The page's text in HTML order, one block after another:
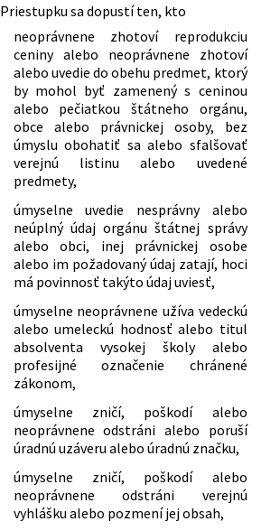
bezpečnosti, o brannej povinnosti a o
zmene a doplnení niektorých zákonov
Zákon, ktorým sa mení a dopĺňa zákon
Slovenskej národnej rady č. 372/1990
Zb. o priestupkoch v znení neskorších
predpisov a ktorým sa menia a
dopĺňajú niektoré zákony
Zákon, ktorým sa mení a dopĺňa zákon
č. 8/2009 Z. z. o cestnej premávke a o
zmene a doplnení niektorých zákonov
v znení neskorších predpisov a ktorým
sa menia a dopĺňajú niektoré zákony
Priestupku sa dopustí ten, kto
neoprávnene zhotoví reprodukciu
ceniny alebo neoprávnene zhotoví
alebo uvedie do obehu predmet, ktorý
by mohol byť zamenený s ceninou
alebo pečiatkou štátneho orgánu,
obce alebo právnickej osoby, bez
úmyslu obohatiť sa alebo sfalšovať
verejnú listinu alebo uvedené
predmety,
úmyselne uvedie nesprávny alebo
neúplný údaj orgánu štátnej správy
alebo obci, inej právnickej osobe
alebo im požadovaný údaj zatají, hoci
má povinnosť takýto údaj uviesť,
úmyselne neoprávnene užíva vedeckú
alebo umeleckú hodnosť alebo titul
absolventa vysokej školy alebo
profesijné označenie chránené
zákonom,
úmyselne zničí, poškodí alebo
neoprávnene odstráni alebo poruší
úradnú uzáveru alebo úradnú značku,
úmyselne zničí, poškodí alebo
neoprávnene odstráni verejnú
vyhlášku alebo pozmení jej obsah,